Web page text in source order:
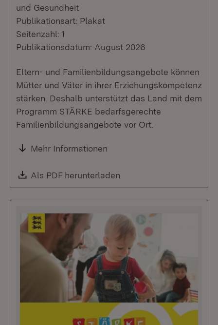
und Gesundheit
Publikationsart: Plakat
Seitenzahl: 1
Publikationsdatum: August 2026
Eltern- und Familienbildungsangebote können
Mütter und Väter in ihrer Erziehungskompetenz
stärken. Deshalb unterstützt das Land mit dem
Programm STÄRKE bedarfsgerechte
Familienbildungsangebote vor Ort.
Mehr Informationen
Download:
Als PDF herunterladen